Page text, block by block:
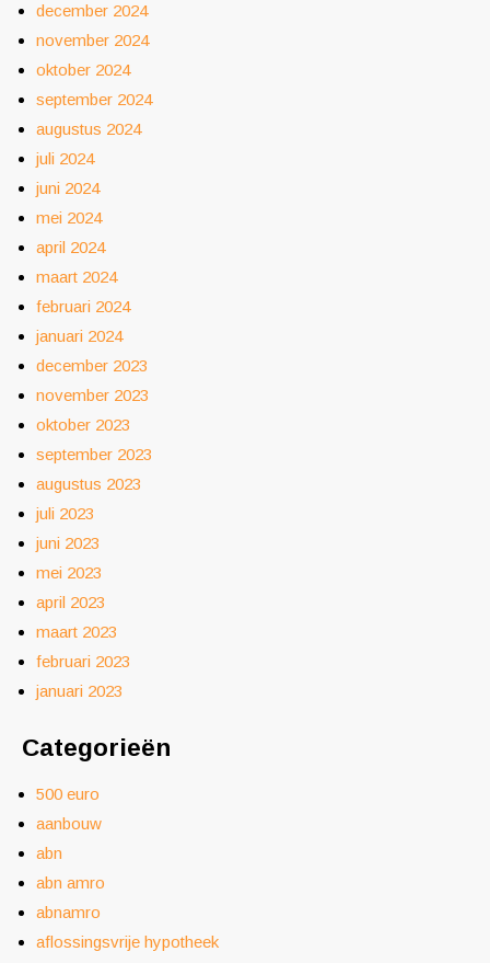
december 2024
november 2024
oktober 2024
september 2024
augustus 2024
juli 2024
juni 2024
mei 2024
april 2024
maart 2024
februari 2024
januari 2024
december 2023
november 2023
oktober 2023
september 2023
augustus 2023
juli 2023
juni 2023
mei 2023
april 2023
maart 2023
februari 2023
januari 2023
Categorieën
500 euro
aanbouw
abn
abn amro
abnamro
aflossingsvrije hypotheek